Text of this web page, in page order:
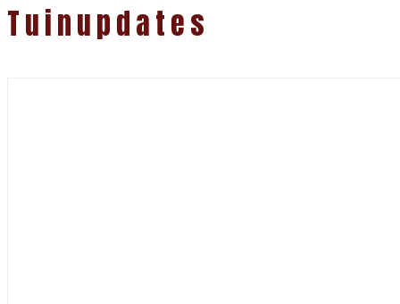
Tuinupdates